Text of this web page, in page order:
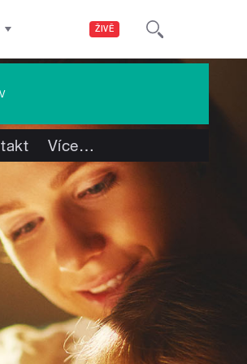
ŽIVĚ
Více…